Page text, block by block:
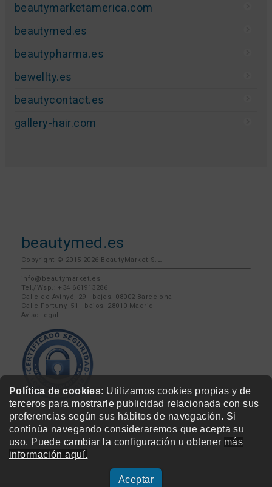
Política de cookies: Utilizamos cookies propias y de
terceros para mostrarle publicidad relacionada con sus
preferencias según sus hábitos de navegación. Si
continúa navegando consideraremos que acepta su
uso. Puede cambiar la configuración u obtener más
información aquí.
Aceptar
beautymarketamerica.com
beautymed.es
beautypharma.es
bewellty.es
beautycontact.es
gallery-hair.com
beautymed.es
Copyright © 2015-2026 BeautyMarket S.L.
info@beautymarket.es
Tel./Wsp.: +34 661913286
Calle de Avinyó, 29 - bajos. 08002 Barcelona
Calle Fortuny, 51 - bajos. 28010 Madrid
Aviso legal